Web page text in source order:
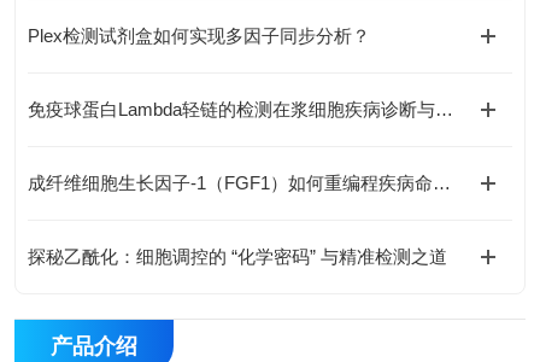
Plex检测试剂盒如何实现多因子同步分析？
免疫球蛋白Lambda轻链的检测在浆细胞疾病诊断与鉴别中有何价值？
成纤维细胞生长因子-1（FGF1）如何重编程疾病命运与国自然研究新范式
探秘乙酰化：细胞调控的 “化学密码” 与精准检测之道
产品介绍